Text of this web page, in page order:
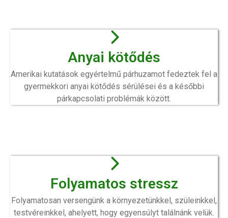
Anyai kötődés
Amerikai kutatások egyértelmű párhuzamot fedeztek fel a
gyermekkori anyai kötődés sérülései és a későbbi
párkapcsolati problémák között.
Folyamatos stressz
Folyamatosan versengünk a környezetünkkel, szüleinkkel,
testvéreinkkel, ahelyett, hogy egyensúlyt találnánk velük.